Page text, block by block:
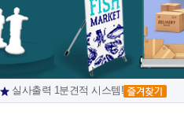
실사출력 1분견적 시스템!